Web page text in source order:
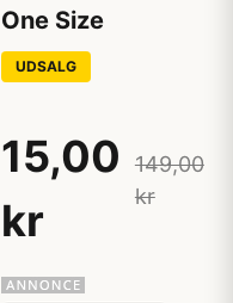
One Size
UDSALG
15,00
kr
149,00
kr